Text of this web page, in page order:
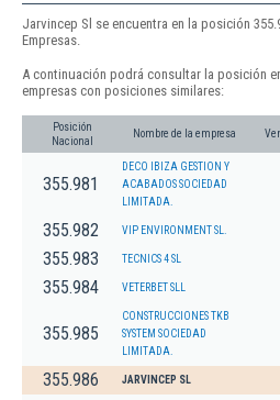
Jarvincep Sl se encuentra en la posición
Empresas.
A continuación podrá consultar la posición
empresas con posiciones similares:
Posición
Nacional
Nombre de la empresa
355.981
DECO IBIZA GESTION Y
ACABADOS SOCIEDAD
LIMITADA.
355.982 VIP ENVIRONMENT SL.
355.983 TECNICS 4 SL
355.984 VETERBET SLL
355.985
CONSTRUCCIONES TKB
SYSTEM SOCIEDAD
LIMITADA.
355.986 JARVINCEP SL